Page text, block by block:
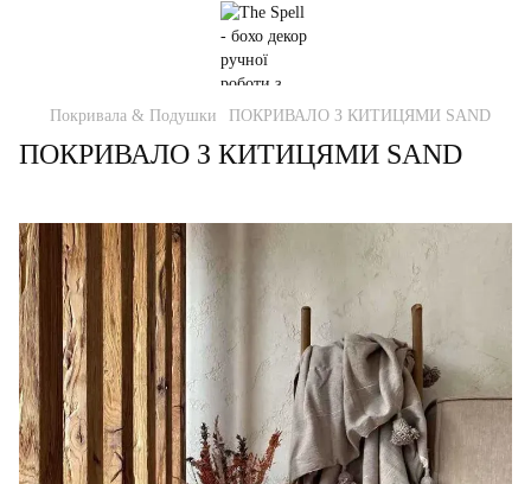
Покривала & Подушки ПОКРИВАЛО З КИТИЦЯМИ SAND
ПОКРИВАЛО З КИТИЦЯМИ SAND